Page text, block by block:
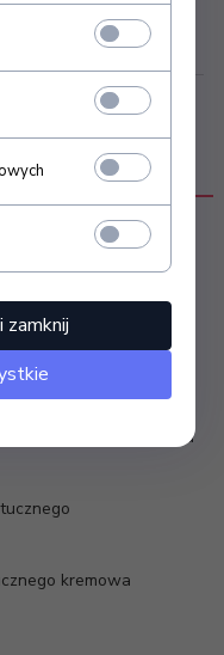
wysokości
zabiegi prawidłową i
polski z dwuletnią
jest w:
położenia oparcia
kremowa
zapytanie ofertowe
o produkt
zamknij